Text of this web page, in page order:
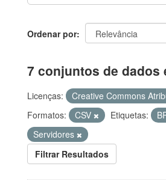
Ordenar por
7 conjuntos de dados
Licenças:
Creative Commons
Formatos:
CSV Etiquetas:
Servidores
Filtrar Resultados